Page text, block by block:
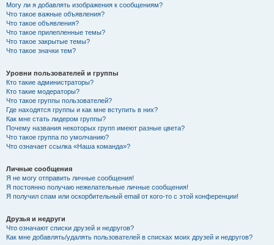
Могу ли я добавлять изображения к сообщениям?
Что такое важные объявления?
Что такое объявления?
Что такое прилепленные темы?
Что такое закрытые темы?
Что такое значки тем?
Уровни пользователей и группы
Кто такие администраторы?
Кто такие модераторы?
Что такое группы пользователей?
Где находятся группы и как мне вступить в них?
Как мне стать лидером группы?
Почему названия некоторых групп имеют разные цвета?
Что такое группа по умолчанию?
Что означает ссылка «Наша команда»?
Личные сообщения
Я не могу отправить личные сообщения!
Я постоянно получаю нежелательные личные сообщения!
Я получил спам или оскорбительный email от кого-то с этой конференции!
Друзья и недруги
Что означают списки друзей и недругов?
Как мне добавлять/удалять пользователей в списках моих друзей и недругов?